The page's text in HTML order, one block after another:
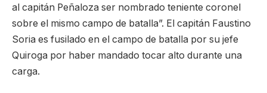
al capitán Peñaloza ser nombrado teniente coronel
sobre el mismo campo de batalla”. El capitán Faustino
Soria es fusilado en el campo de batalla por su jefe
Quiroga por haber mandado tocar alto durante una
carga.